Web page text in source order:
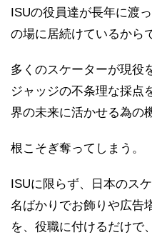
ISUの役員達が長年に渡
の場に居続けているから
多くのスケーターが現役
ジャッジの不条理な採点
界の未来に活かせる為の
根こそぎ奪ってしまう。
ISUに限らず、日本のス
名ばかりでお飾りや広告
を、役職に付けるだけで、